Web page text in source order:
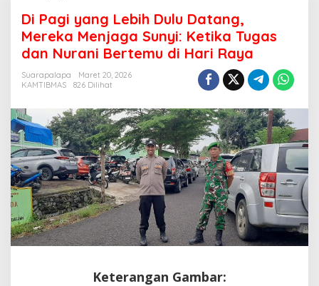
yang
Lebih
Dulu
Sunyi:
Ketika
Tugas
dan
Nurani
Bertemu
di
Hari
Raya
Di Pagi yang Lebih Dulu Datang,
Mereka Menjaga Sunyi: Ketika Tugas
dan Nurani Bertemu di Hari Raya
Suarapalapa
Maret 20, 2026
KAMTIBMAS
826 Dilihat
Keterangan Gambar: